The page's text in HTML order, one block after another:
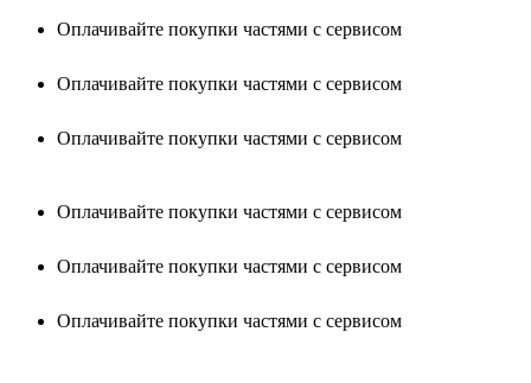
Оплачивайте покупки частями с сервисом
Оплачивайте покупки частями с сервисом
Оплачивайте покупки частями с сервисом
Оплачивайте покупки частями с сервисом
Оплачивайте покупки частями с сервисом
Оплачивайте покупки частями с сервисом